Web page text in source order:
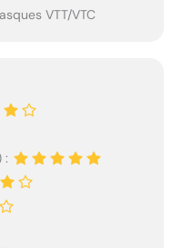
VTT/VTC
: